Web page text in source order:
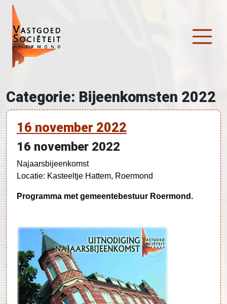
Ga naar de inhoud
Hoofdnavigatie
Categorie: Bijeenkomsten 2022
16 november 2022
16 november 2022
Najaarsbijeenkomst
Locatie: Kasteeltje Hattem, Roermond
Programma met gemeentebestuur Roermond.